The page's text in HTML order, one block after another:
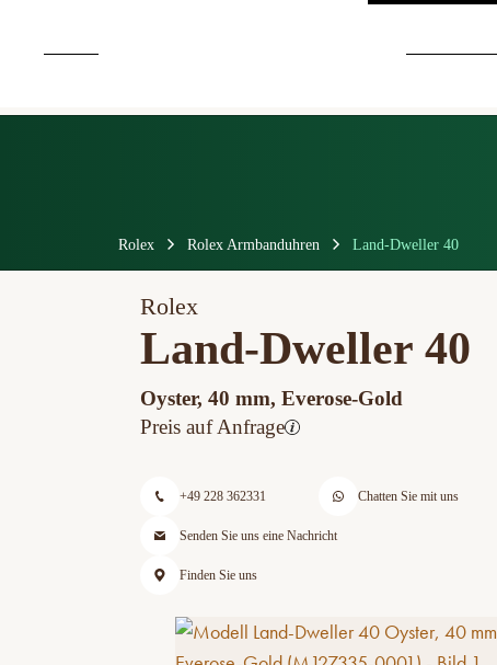
Rolex Rolex Armbanduhren Land-Dweller 40
Rolex
Land-Dweller 40
Oyster, 40 mm, Everose-Gold
Preis auf Anfrage
+49 228 362331 Chatten Sie mit uns
Senden Sie uns eine Nachricht
Finden Sie uns